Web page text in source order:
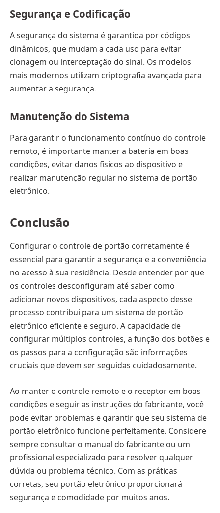
Segurança e Codificação
A segurança do sistema é garantida por códigos
dinâmicos, que mudam a cada uso para evitar
clonagem ou interceptação do sinal. Os modelos
mais modernos utilizam criptografia avançada para
aumentar a segurança.
Manutenção do Sistema
Para garantir o funcionamento contínuo do controle
remoto, é importante manter a bateria em boas
condições, evitar danos físicos ao dispositivo e
realizar manutenção regular no sistema de portão
eletrônico.
Conclusão
Configurar o controle de portão corretamente é
essencial para garantir a segurança e a conveniência
no acesso à sua residência. Desde entender por que
os controles desconfiguram até saber como
adicionar novos dispositivos, cada aspecto desse
processo contribui para um sistema de portão
eletrônico eficiente e seguro. A capacidade de
configurar múltiplos controles, a função dos botões e
os passos para a configuração são informações
cruciais que devem ser seguidas cuidadosamente.
Ao manter o controle remoto e o receptor em boas
condições e seguir as instruções do fabricante, você
pode evitar problemas e garantir que seu sistema de
portão eletrônico funcione perfeitamente. Considere
sempre consultar o manual do fabricante ou um
profissional especializado para resolver qualquer
dúvida ou problema técnico. Com as práticas
corretas, seu portão eletrônico proporcionará
segurança e comodidade por muitos anos.